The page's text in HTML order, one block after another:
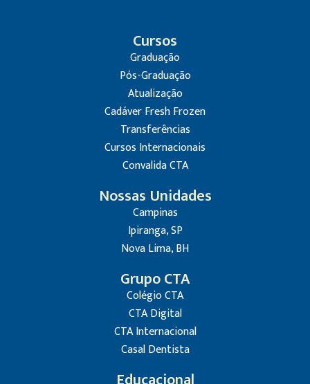
Cursos
Graduação
Pós-Graduação
Atualização
Cadáver Fresh Frozen
Transferências
Cursos Internacionais
Convalida CTA
Nossas Unidades
Campinas
Ipiranga, SP
Nova Lima, BH
Grupo CTA
Colégio CTA
CTA Digital
CTA Internacional
Casal Dentista